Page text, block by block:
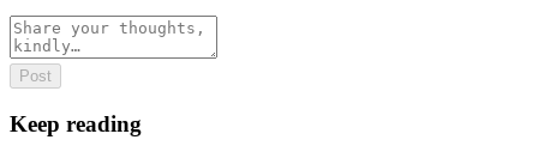
Post
Keep reading